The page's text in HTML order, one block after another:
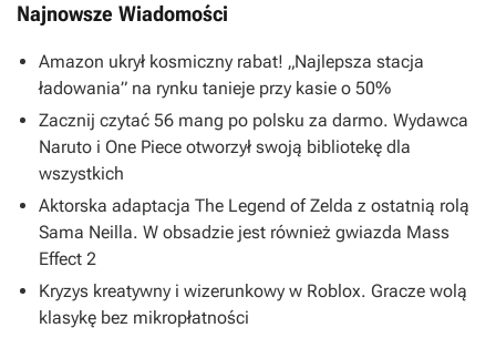
Najnowsze Wiadomości
Amazon ukrył kosmiczny rabat! „Najlepsza stacja
ładowania” na rynku tanieje przy kasie o 50%
Zacznij czytać 56 mang po polsku za darmo. Wydawca
Naruto i One Piece otworzył swoją bibliotekę dla
wszystkich
Aktorska adaptacja The Legend of Zelda z ostatnią rolą
Sama Neilla. W obsadzie jest również gwiazda Mass
Effect 2
Kryzys kreatywny i wizerunkowy w Roblox. Gracze wolą
klasykę bez mikropłatności